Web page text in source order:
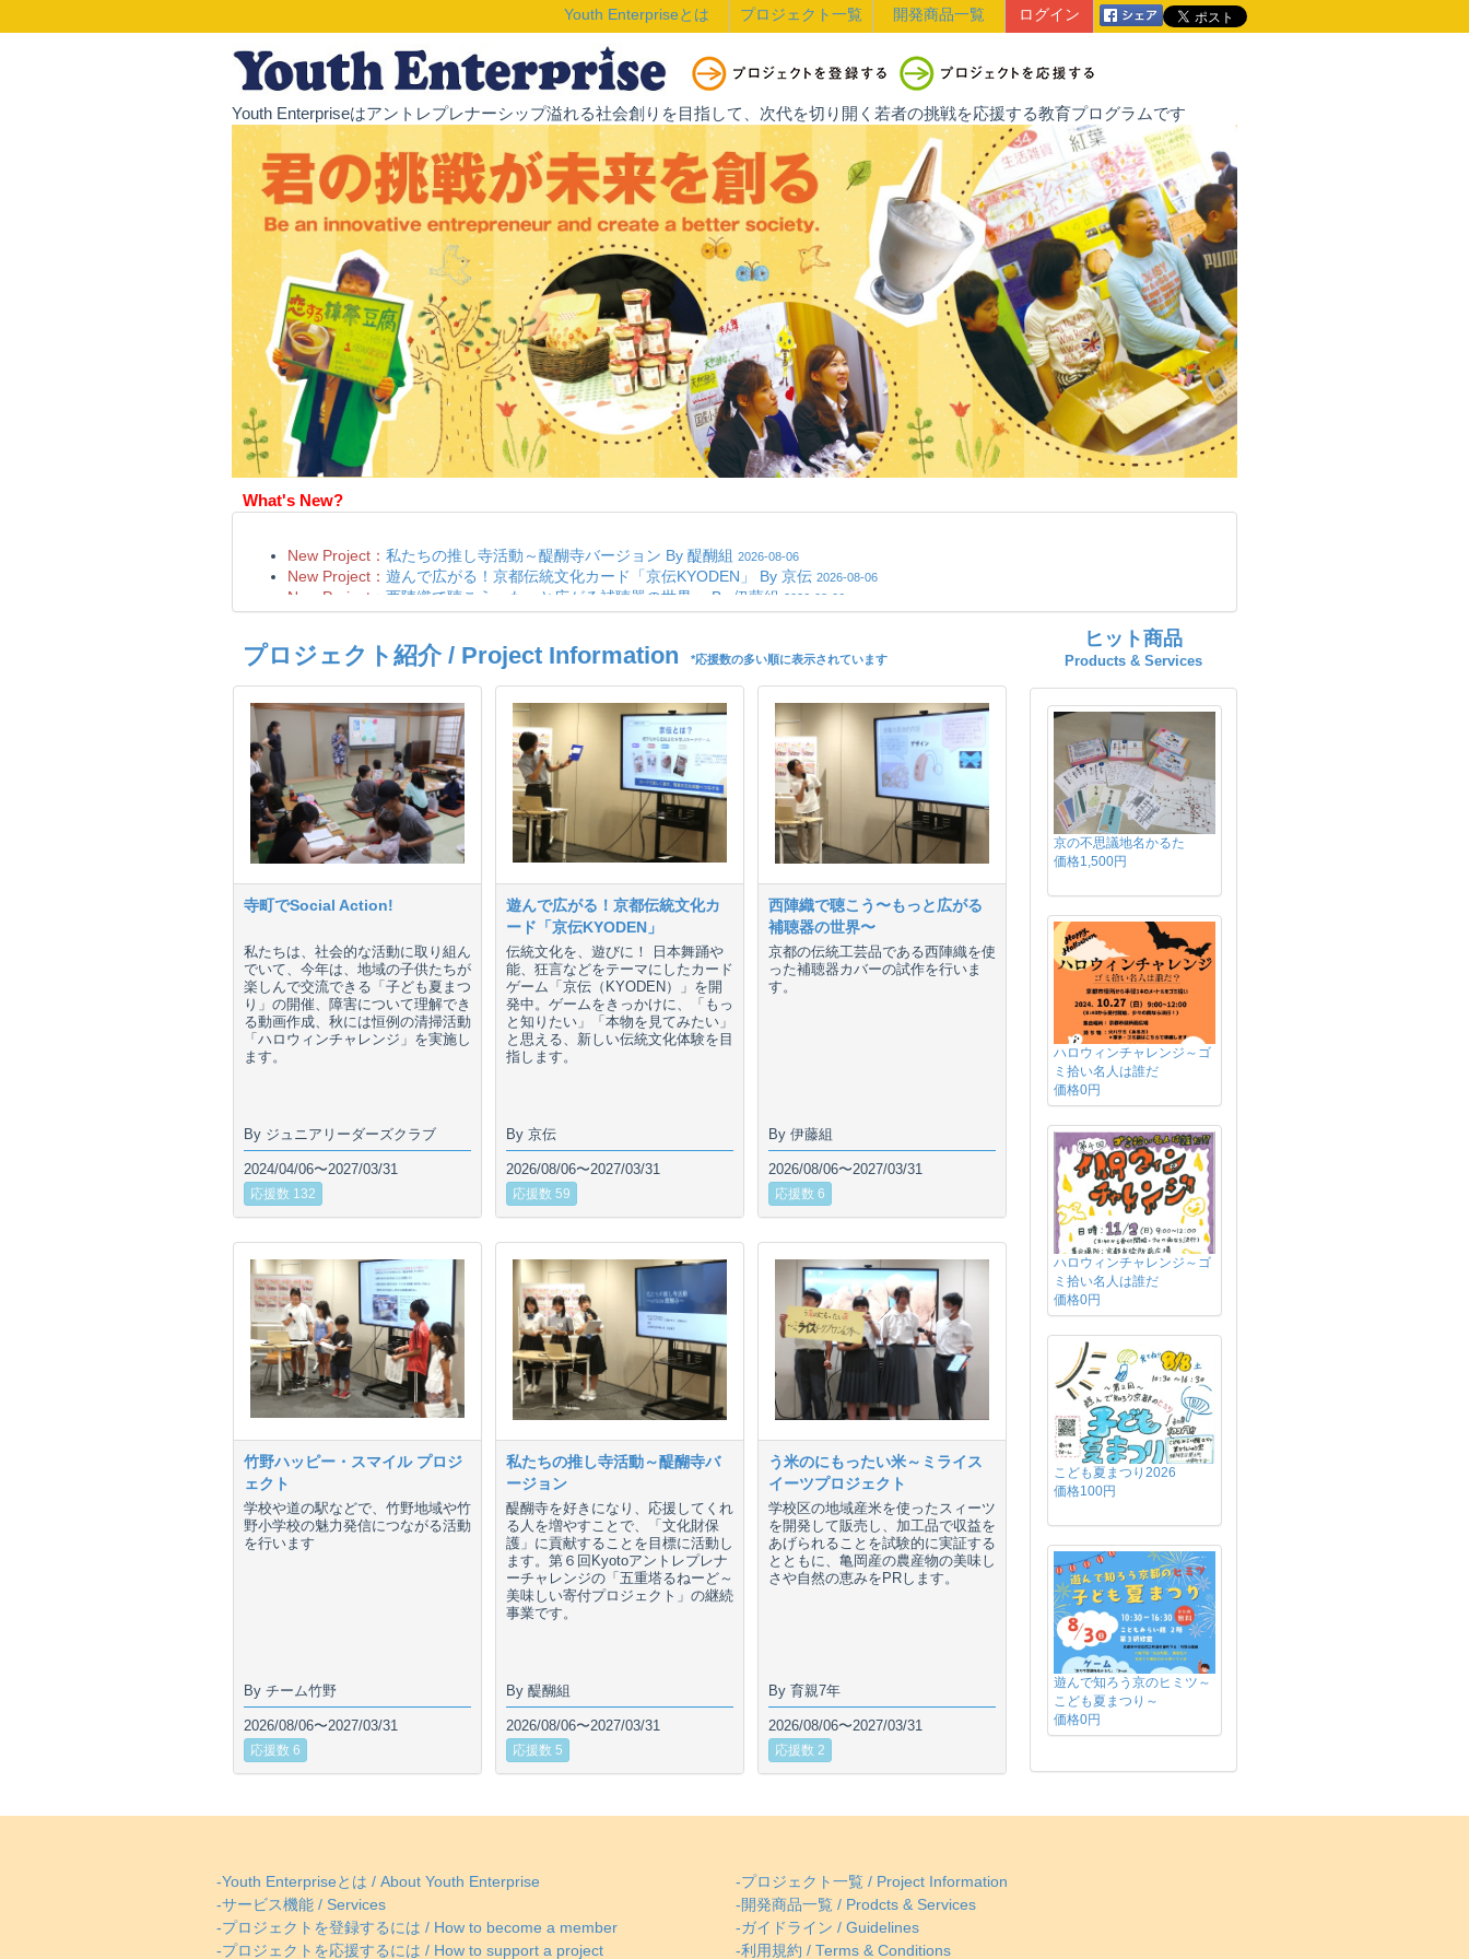
Youth Enterpriseとは プロジェクト一覧 開発商品一覧 ログイン
Youth Enterpriseはアントレプレナーシップ溢れる社会創りを目指して、次代を切り開く若者の挑戦を応援する教育プログラムです
What's New?
プロジェクト紹介 / Project Information *応援数の多い順に表示されています
寺町でSocial Action!
私たちは、社会的な活動に取り組ん
でいて、今年は、地域の子供たちが
楽しんで交流できる「子ども夏まつ
り」の開催、障害について理解でき
る動画作成、秋には恒例の清掃活動
「ハロウィンチャレンジ」を実施し
ます。
By ジュニアリーダーズクラブ
2024/04/06〜2027/03/31
応援数 132
遊んで広がる！京都伝統文化カ
ード「京伝KYODEN」
伝統文化を、遊びに！ 日本舞踊や
能、狂言などをテーマにしたカード
ゲーム「京伝（KYODEN）」を開
発中。ゲームをきっかけに、「もっ
と知りたい」「本物を見てみたい」
と思える、新しい伝統文化体験を目
指します。
By 京伝
2026/08/06〜2027/03/31
応援数 59
西陣織で聴こう〜もっと広がる
補聴器の世界〜
京都の伝統工芸品である西陣織を使
った補聴器カバーの試作を行いま
す。
By 伊藤組
2026/08/06〜2027/03/31
応援数 6
竹野ハッピー・スマイル プロジ
ェクト
学校や道の駅などで、竹野地域や竹
野小学校の魅力発信につながる活動
を行います
By チーム竹野
2026/08/06〜2027/03/31
応援数 6
私たちの推し寺活動～醍醐寺バ
ージョン
醍醐寺を好きになり、応援してくれ
る人を増やすことで、「文化財保
護」に貢献することを目標に活動し
ます。第６回Kyotoアントレプレナ
ーチャレンジの「五重塔るねーど～
美味しい寄付プロジェクト」の継続
事業です。
By 醍醐組
2026/08/06〜2027/03/31
応援数 5
う米のにもったい米～ミライス
イーツプロジェクト
学校区の地域産米を使ったスィーツ
を開発して販売し、加工品で収益を
あげられることを試験的に実証する
とともに、亀岡産の農産物の美味し
さや自然の恵みをPRします。
By 育親7年
2026/08/06〜2027/03/31
応援数 2
ヒット商品
Products & Services
京の不思議地名かるた
価格1,500円
ハロウィンチャレンジ～ゴ
ミ拾い名人は誰だ
価格0円
ハロウィンチャレンジ～ゴ
ミ拾い名人は誰だ
価格0円
こども夏まつり2026
価格100円
遊んで知ろう京のヒミツ～
こども夏まつり～
価格0円
-Youth Enterpriseとは / About Youth Enterprise
-プロジェクト一覧 / Project Information
-サービス機能 / Services
-開発商品一覧 / Prodcts & Services
-プロジェクトを登録するには / How to become a member
-ガイドライン / Guidelines
-プロジェクトを応援するには / How to support a project
-利用規約 / Terms & Conditions